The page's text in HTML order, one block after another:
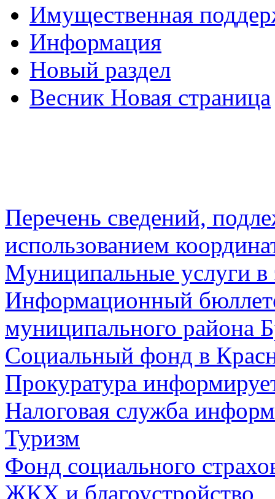
Имущественная
Информация
Новый раздел
Весник Новая страница
Перечень сведений,
использованием
Муниципальные услуги в
Информационный
муниципального района
Социальный фонд в
Прокуратура
Налоговая служба
Туризм
Фонд социального
ЖКХ и благоустройство